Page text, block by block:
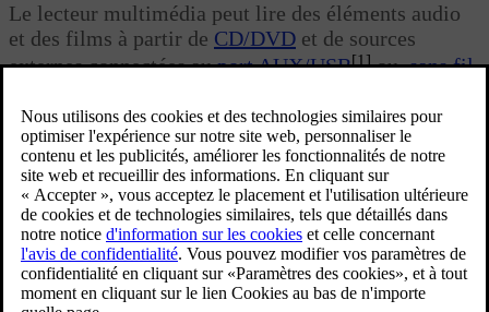
Le lecteur multimédia peut lire des éléments audio
et des films à partir de CD/DVD et de sources
externes connectées auport AUX/USB[1]ou,sans fil,
partir d'unités externes via Bluetooth ®. Certains
lecteurs multimédia peuvent diffuser des émissions
TV et mêmecommuniquer avec un téléphone
mobilepar Bluetooth®.
Vous pouvez copier de la musique depuis un
disque/une clé USB[2]sur ledisque dur(HDD) de la
voiture.